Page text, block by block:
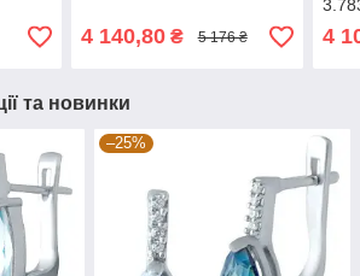
4 140,80₴ 5 176 ₴ 4
та новинки
–25%